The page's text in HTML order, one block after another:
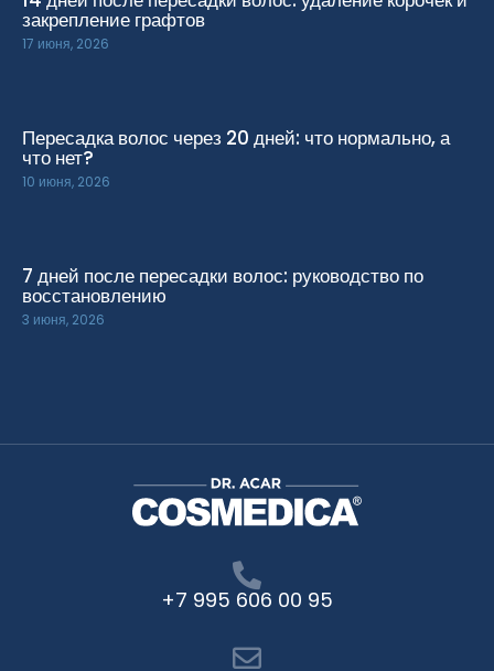
закрепление графтов
17 июня, 2026
Пересадка волос через 20 дней: что нормально, а
что нет?
10 июня, 2026
7 дней после пересадки волос: руководство по
восстановлению
3 июня, 2026
+7 995 606 00 95